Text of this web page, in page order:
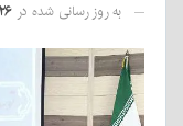
به روز رسانی شده در ۱۵:۲۶